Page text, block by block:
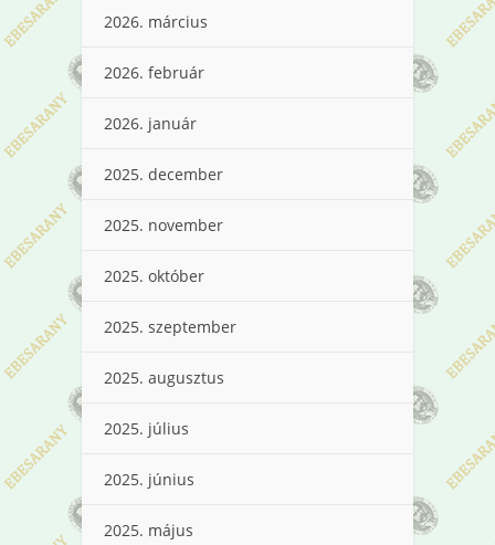
2026. március
2026. február
2026. január
2025. december
2025. november
2025. október
2025. szeptember
2025. augusztus
2025. július
2025. június
2025. május